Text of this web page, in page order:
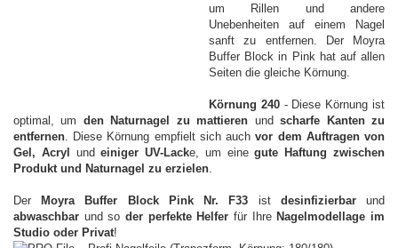
um Rillen und andere
Unebenheiten auf einem Nagel
sanft zu entfernen. Der Moyra
Buffer Block in Pink hat auf allen
Seiten die gleiche Körnung
Körnung 240- Diese Körnung ist
optimal, um den Naturnagel zu mattieren undscharfe Kanten zu
entfernen . Diese Körnung empfielt sich auchvor dem Auftragen von
Gel, Acryl undeiniger UV-Lacke, um einegute Haftung zwischen
Produkt und Naturnagel zu erzielen
DerMoyra Buffer Block Pink Nr. F33 ist desinfizierbarund
abwaschbar und soder perfekte Helfer für IhreNagelmodellage im
Studio oder Privat!